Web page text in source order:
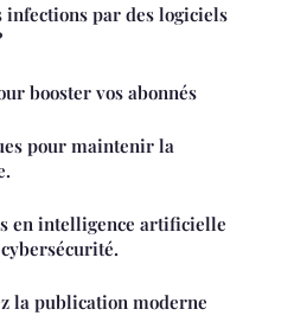
par des logiciels
booster vos abonnés
pour maintenir la
en intelligence artificielle
la publication moderne